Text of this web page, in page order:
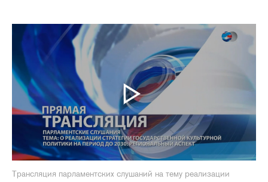
Трансляция парламентских слушаний на тему реализации